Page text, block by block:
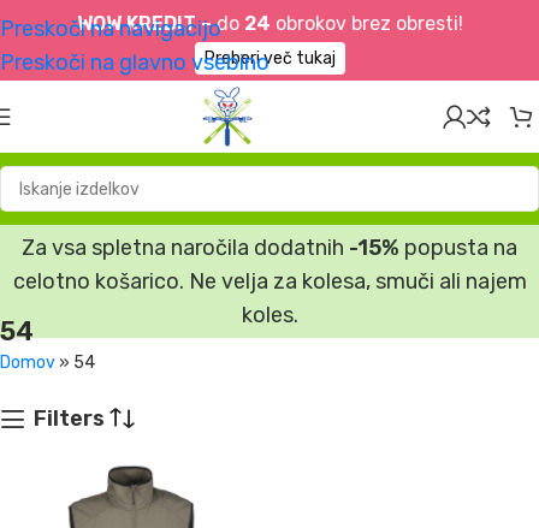
WOW KREDIT –do 24 obrokov brez obresti!
Preberi več tukaj
Preskoči na navigacijo
Preskoči na glavno vsebino
Za vsa spletna naročila dodatnih -15% popusta na
celotno košarico. Ne velja za kolesa, smuči ali najem
koles.
54
Domov » 54
Filters